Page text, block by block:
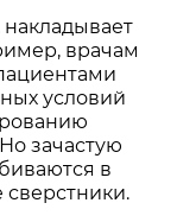
накладывает
врачам
условий
зачастую
в